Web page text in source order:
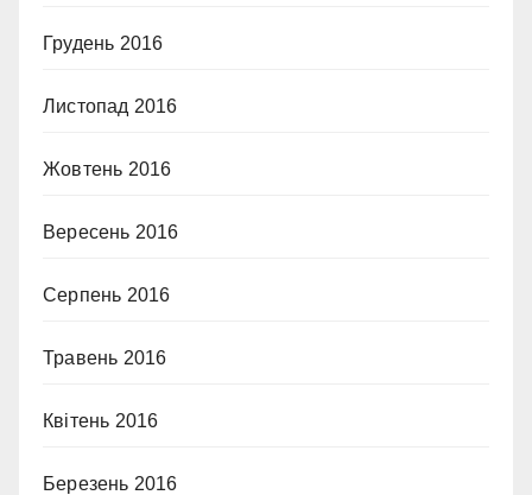
Грудень 2016
Листопад 2016
Жовтень 2016
Вересень 2016
Серпень 2016
Травень 2016
Квітень 2016
Березень 2016